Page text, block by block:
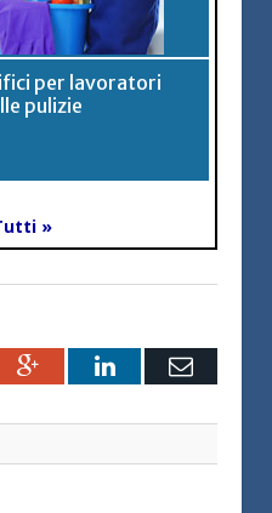
per lavoratori
pulizie
»
Google+LinkedInEmail